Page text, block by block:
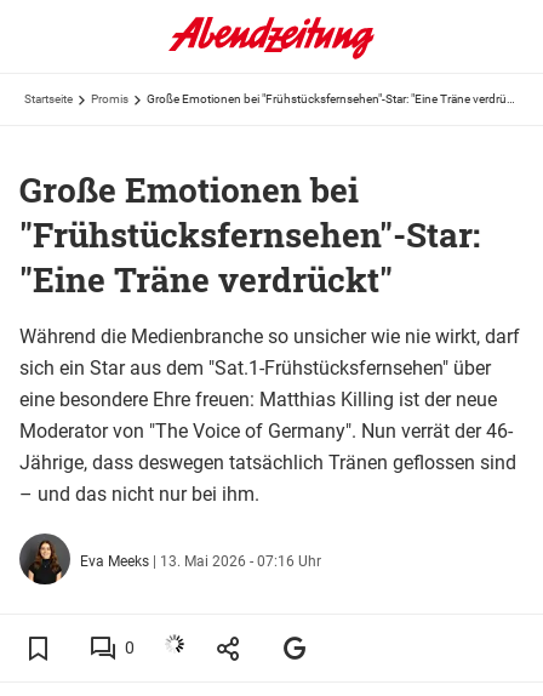
Startseite Promis
Große Emotionen bei
"Frühstücksfernsehen"-Star:
"Eine Träne verdrückt"
Während die Medienbranche so unsicher wie nie wirkt, darf
sich ein Star aus dem "Sat.1-Frühstücksfernsehen" über
eine besondere Ehre freuen: Matthias Killing ist der neue
Moderator von "The Voice of Germany". Nun verrät der 46-
Jährige, dass deswegen tatsächlich Tränen geflossen sind
– und das nicht nur bei ihm.
Eva Meeks | 13. Mai 2026 - 07:16 Uhr
0